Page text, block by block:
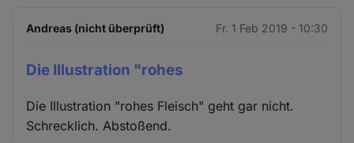
Andreas (nicht überprüft) Fr. 1 Feb 2019 - 10:30
Die Illustration "rohes
Die Illustration "rohes Fleisch" geht gar nicht.
Schrecklich. Abstoßend.